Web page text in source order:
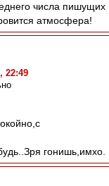
числа пишущих
атмосфера!
22:49
гонишь,имхо.